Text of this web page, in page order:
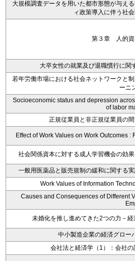
大規模調査データを用いた都市形態が与え
ィ政策導入に伴う社
第３章 人的資
大卒女性の就業及び退職慣行に関
若年労働市場における社会ネットワークと
ーニ
Socioeconomic status and depression
of labor
正規従業員と非正規従業員の
Effect of Work Values on Work Outcomes
社会関係資本に対する成人学習機会の効
一般用医薬品と販売規制の緩和に関する
Work Values of Information
Causes and Consequences of Different
未婚化を推し進めてきた2つの力－
中小製造企業の経済グロー
会社法と経済学（1）：会社